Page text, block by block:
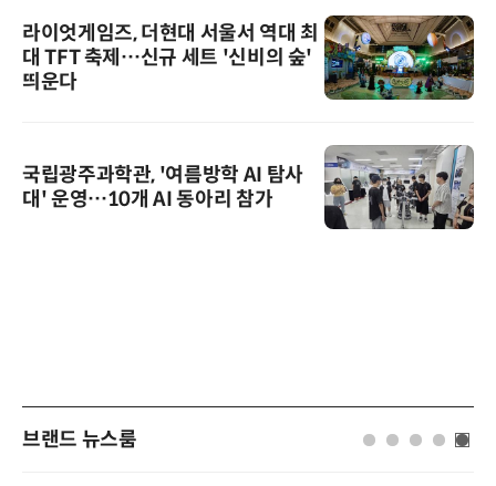
라이엇게임즈, 더현대 서울서 역대 최
대 TFT 축제…신규 세트 '신비의 숲'
띄운다
국립광주과학관, '여름방학 AI 탐사
대' 운영…10개 AI 동아리 참가
브랜드 뉴스룸